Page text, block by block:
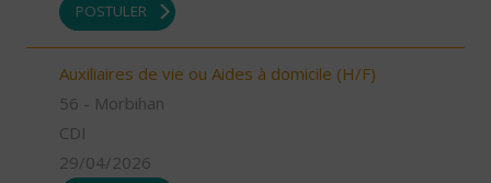
POSTULER
Auxiliaires de vie ou Aides à domicile (H/F)
56 - Morbihan
CDI
29/04/2026